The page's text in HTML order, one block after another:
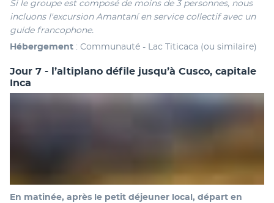
Si le groupe est composé de moins de 3 personnes, nous
incluons l'excursion Amantaní en service collectif avec un
guide francophone.
Hébergement : Communauté - Lac Titicaca (ou similaire)
Jour 7 - l’altiplano défile jusqu’à Cusco, capitale
Inca
En matinée, après le petit déjeuner local, départ en